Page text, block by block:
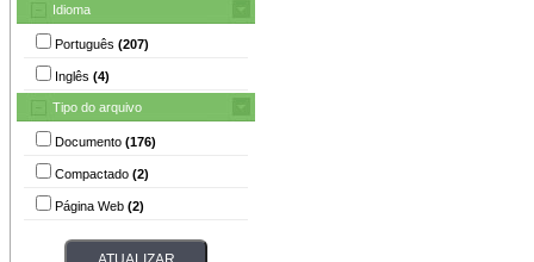
Idioma
Português (207)
Inglês (4)
Tipo do arquivo
Documento (176)
Compactado (2)
Página Web (2)